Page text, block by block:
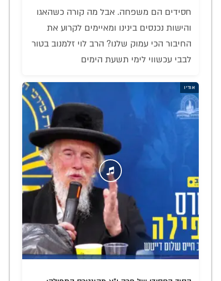
חסידים הם משפחה. אבל מה קורה כשהאגו
והישות נכנסים בינינו ומאיימים לקרוע את
החיבור הכי עמוק שלנו? הרב לוי זלמנוב בטור
לבבי עכשווי לימי תשעת הימים
אודיו